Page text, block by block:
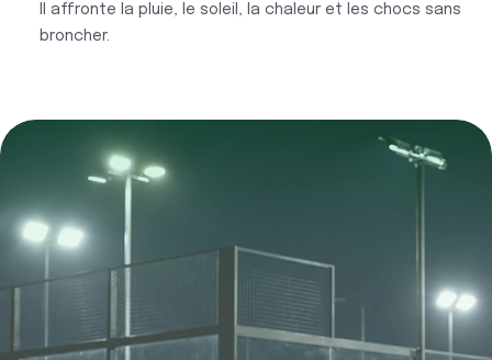
Il affronte la pluie, le soleil, la chaleur et les chocs sans
broncher.